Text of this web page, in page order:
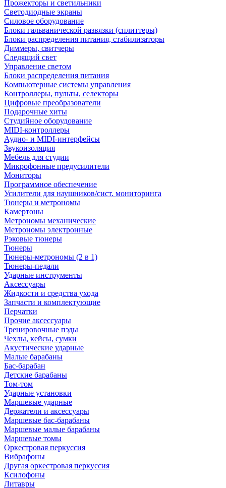
Прожекторы и светильники
Светодиодные экраны
Силовое оборудование
Блоки гальванической развязки (сплиттеры)
Блоки распределения питания, стабилизаторы
Диммеры, свитчеры
Следящий свет
Управление светом
Блоки распределения питания
Компьютерные системы управления
Контроллеры, пульты, селекторы
Цифровые преобразователи
Подарочные хиты
Студийное оборудование
MIDI-контроллеры
Аудио- и MIDI-интерфейсы
Звукоизоляция
Мебель для студии
Микрофонные предусилители
Мониторы
Программное обеспечение
Усилители для наушников/сист. мониторинга
Тюнеры и метрономы
Камертоны
Метрономы механические
Метрономы электронные
Рэковые тюнеры
Тюнеры
Тюнеры-метрономы (2 в 1)
Тюнеры-педали
Ударные инструменты
Аксессуары
Жидкости и средства ухода
Запчасти и комплектующие
Перчатки
Прочие аксессуары
Тренировочные пэды
Чехлы, кейсы, сумки
Акустические ударные
Mалые барабаны
Бас-барабан
Детские барабаны
Том-том
Ударные установки
Маршевые ударные
Держатели и аксессуары
Маршевые бас-барабаны
Маршевые малые барабаны
Маршевые томы
Оркестровая перкуссия
Вибрафоны
Другая оркестровая перкуссия
Ксилофоны
Литавры